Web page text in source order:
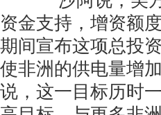
资金支持，增资额
期间宣布这项总投
使非洲的供电量增
说，这一目标历时